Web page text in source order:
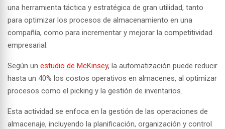
una herramienta táctica y estratégica de gran utilidad, tanto
para optimizar los procesos de almacenamiento en una
compañía, como para incrementar y mejorar la competitividad
empresarial.
Según un estudio de McKinsey, la automatización puede reducir
hasta un 40% los costos operativos en almacenes, al optimizar
procesos como el picking y la gestión de inventarios.
Esta actividad se enfoca en la gestión de las operaciones de
almacenaje, incluyendo la planificación, organización y control